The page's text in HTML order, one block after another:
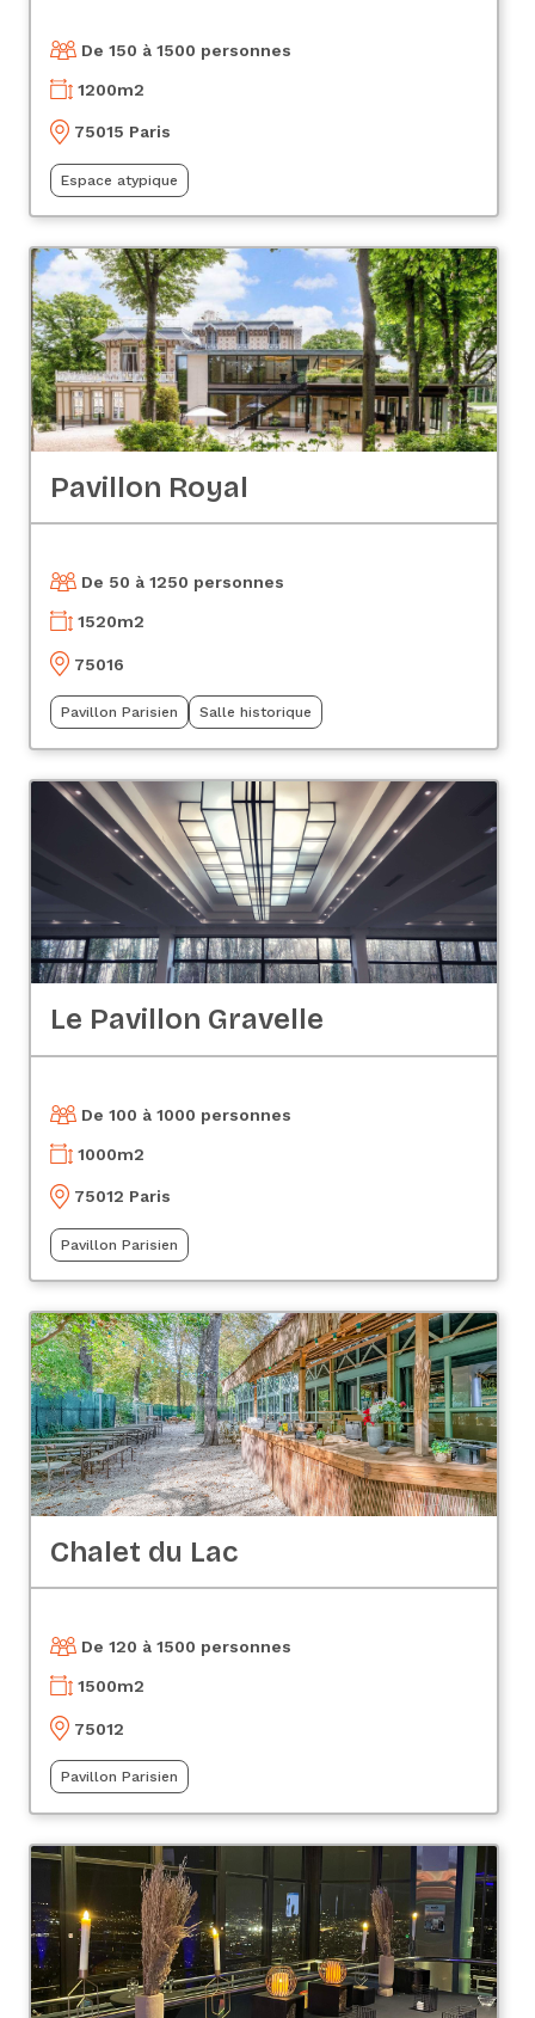
De 150 à 1500 personnes
1200m2
75015 Paris
Espace atypique
Pavillon Royal
De 50 à 1250 personnes
1520m2
75016
Pavillon Parisien Salle historique
Le Pavillon Gravelle
De 100 à 1000 personnes
1000m2
75012 Paris
Pavillon Parisien
Chalet du Lac
De 120 à 1500 personnes
1500m2
75012
Pavillon Parisien